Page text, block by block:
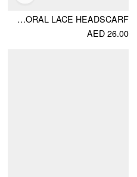
FLORAL LACE HEADSCARF
AED 26.00